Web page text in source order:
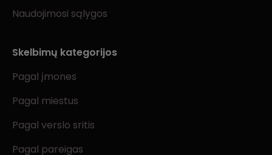
Naudojimosi sąlygos
Skelbimų kategorijos
Pagal įmones
Pagal miestus
Pagal verslo sritis
Pagal pareigas